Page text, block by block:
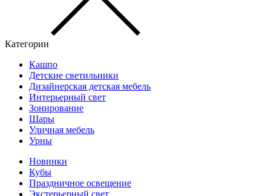
Категории
Кашпо
Детские светильники
Дизайнерская детская мебель
Интерьерный свет
Зонирование
Шары
Уличная мебель
Урны
Новинки
Кубы
Праздничное освещение
Экстерьерный свет